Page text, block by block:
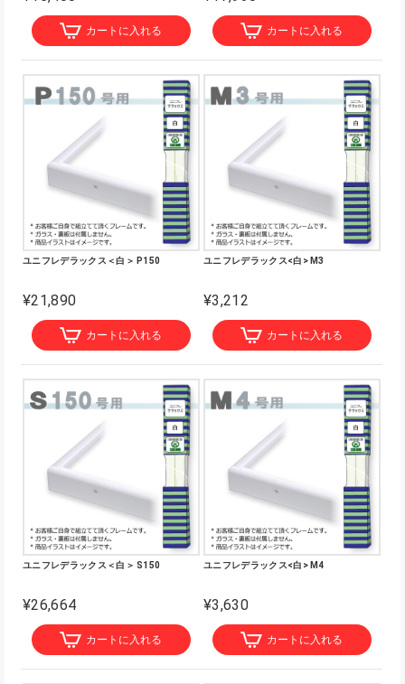
カートに入れる カートに入れる
ユニフレデラックス＜白＞ P150
¥21,890
カートに入れる
ユニフレデラックス<白> M3
¥3,212
カートに入れる
ユニフレデラックス＜白＞ S150
¥26,664
カートに入れる
ユニフレデラックス<白> M4
¥3,630
カートに入れる